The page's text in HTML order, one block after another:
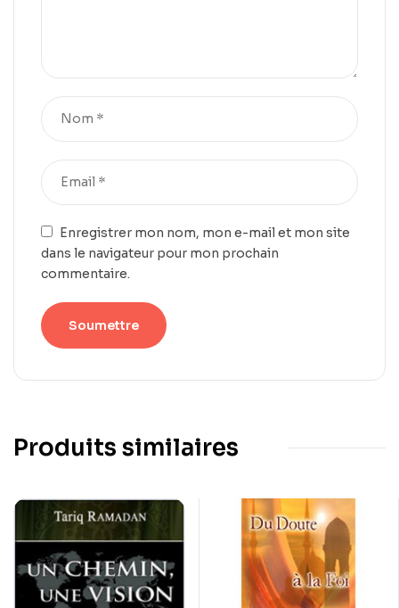
Enregistrer mon nom, mon e-mail et mon site
dans le navigateur pour mon prochain
commentaire.
Produits similaires